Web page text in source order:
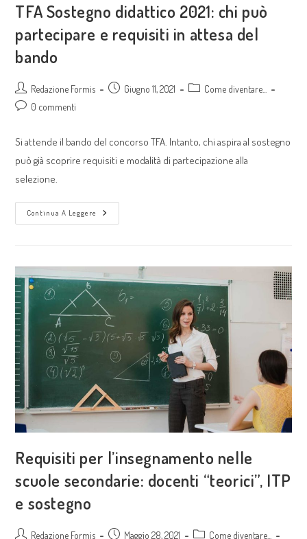
TFA Sostegno didattico 2021: chi può
partecipare e requisiti in attesa del
bando
Redazione Formis Giugno 11, 2021
Come diventare...
0 commenti
Si attende il bando del concorso TFA. Intanto, chi aspira al sostegno
può già scoprire requisiti e modalità di partecipazione alla
selezione.
Continua A Leggere
Requisiti per l’insegnamento nelle
scuole secondarie: docenti “teorici”, ITP
e sostegno
Redazione Formis Maggio 28, 2021
Come diventare...